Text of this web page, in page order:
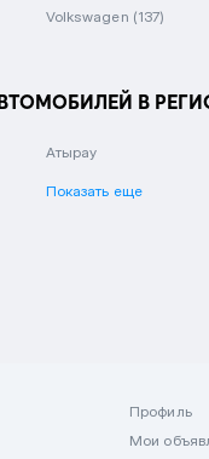
Volkswagen (137)
В
Атырау
Показать еще
Профиль
Мои